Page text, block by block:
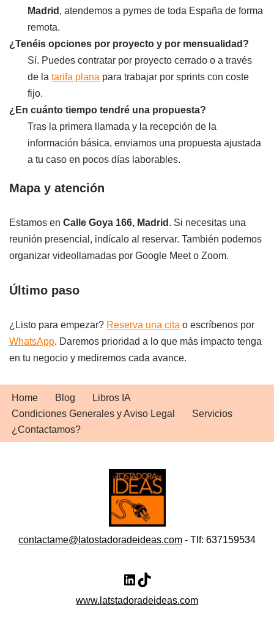
Madrid , atendemos a pymes de toda España de forma
remota.
¿Tenéis opciones por proyecto y por mensualidad?
Sí. Puedes contratar por proyecto cerrado o a través
de la tarifa plana para trabajar por sprints con coste
fijo.
¿En cuánto tiempo tendré una propuesta?
Tras la primera llamada y la recepción de la
información básica, enviamos una propuesta ajustada
a tu caso en pocos días laborables.
Mapa y atención
Estamos en Calle Goya 166, Madrid . Si necesitas una
reunión presencial, indícalo al reservar. También podemos
organizar videollamadas por Google Meet o Zoom.
Último paso
¿Listo para empezar? Reserva una cita o escríbenos por
WhatsApp. Daremos prioridad a lo que más impacto tenga
en tu negocio y mediremos cada avance.
Home Blog
Libros IA
Condiciones Generales y Aviso Legal
Servicios
¿Contactamos?
contactame@latostadoradeideas.com - Tlf: 637159534
www.latstadoradeideas.com